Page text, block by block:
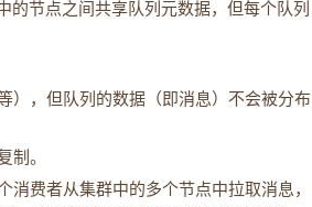
的节点之间共享队列元数据，但每个队列
），但队列的数据（即消息）不会被分布
制。
费者从集群中的多个节点中拉取消息，